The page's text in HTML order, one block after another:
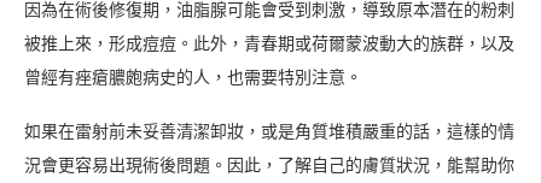
因為在術後修復期，油脂腺可能會受到刺激，導致原本潛在的粉刺
被推上來，形成痘痘。此外，青春期或荷爾蒙波動大的族群，以及
曾經有痤瘡膿皰病史的人，也需要特別注意。
如果在雷射前未妥善清潔卸妝，或是角質堆積嚴重的話，這樣的情
況會更容易出現術後問題。因此，了解自己的膚質狀況，能幫助你